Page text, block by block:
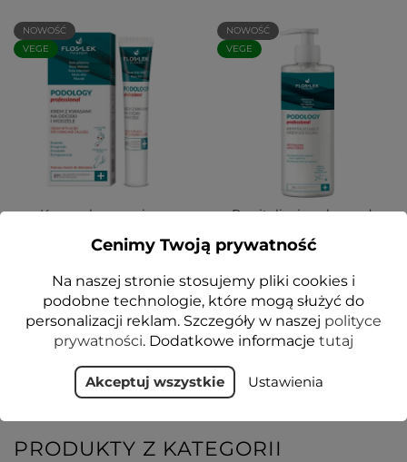
NOWOŚĆ
VEGE
Krem z kwasami na
Floslek PODOLOGY
53,00 zł
Dodaj do koszyka
NOWOŚĆ
VEGE
Rewitalizujący krem do
PODOLOGY Professional
PRODUKTY Z KATEGORII
Cenimy Twoją prywatność
Na naszej stronie stosujemy pliki cookies i
podobne technologie, które mogą służyć do
personalizacji reklam. Szczegóły w naszej polityce
prywatności. Dodatkowe informacje tutaj
Akceptuj wszystkie Ustawienia